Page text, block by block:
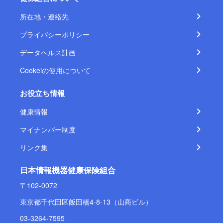
所在地・連絡先
プライバシーポリシー
データヘルス計画
Cookeiの使用について
お役立ち情報
健康情報
マイナンバー制度
リンク集
日本情報機器健康保険組合
〒102-0072
東京都千代田区飯田橋4-8-13（山商ビル）
03-3264-7595